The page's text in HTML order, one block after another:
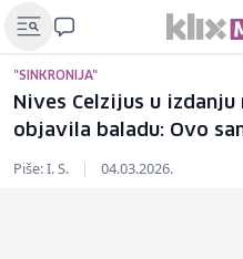
"SINKRONIJA"
Nives Celzijus u
objavila baladu: Ovo
Piše: I. S. | 04.03.2026.